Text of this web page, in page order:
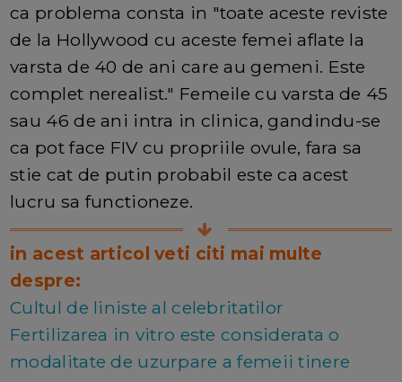
ca problema consta in "toate aceste reviste
de la Hollywood cu aceste femei aflate la
varsta de 40 de ani care au gemeni. Este
complet nerealist." Femeile cu varsta de 45
sau 46 de ani intra in clinica, gandindu-se
ca pot face FIV cu propriile ovule, fara sa
stie cat de putin probabil este ca acest
lucru sa functioneze.
in acest articol veti citi mai multe
despre:
Cultul de liniste al celebritatilor
Fertilizarea in vitro este considerata o
modalitate de uzurpare a femeii tinere